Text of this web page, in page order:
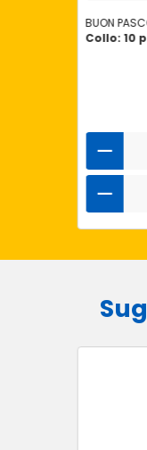
BUON
Collo: 10